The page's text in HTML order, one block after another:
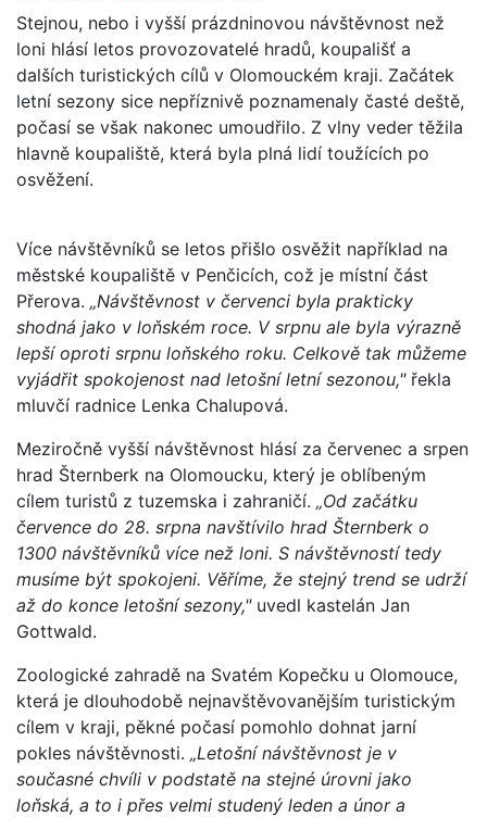
Stejnou, nebo i vyšší prázdninovou návštěvnost než
loni hlásí letos provozovatelé hradů, koupališť a
dalších turistických cílů v Olomouckém kraji. Začátek
letní sezony sice nepříznivě poznamenaly časté deště,
počasí se však nakonec umoudřilo. Z vlny veder těžila
hlavně koupaliště, která byla plná lidí toužících po
osvěžení.
Více návštěvníků se letos přišlo osvěžit například na
městské koupaliště v Penčicích, což je místní část
Přerova. „Návštěvnost v červenci byla prakticky
shodná jako v loňském roce. V srpnu ale byla výrazně
lepší oproti srpnu loňského roku. Celkově tak můžeme
vyjádřit spokojenost nad letošní letní sezonou,"řekla
mluvčí radnice Lenka Chalupová.
Meziročně vyšší návštěvnost hlásí za červenec a srpen
hrad Šternberk na Olomoucku, který je oblíbeným
cílem turistů z tuzemska i zahraničí. „Od začátku
července do 28. srpna navštívilo hrad Šternberk o
1300 návštěvníků více než loni. S návštěvností tedy
musíme být spokojeni. Věříme, že stejný trend se udrží
až do konce letošní sezony,"uvedl kastelán Jan
Gottwald.
Zoologické zahradě na Svatém Kopečku u Olomouce,
která je dlouhodobě nejnavštěvovanějším turistickým
cílem v kraji, pěkné počasí pomohlo dohnat jarní
pokles návštěvnosti. „Letošní návštěvnost je v
současné chvíli v podstatě na stejné úrovni jako
loňská, a to i přes velmi studený leden a únor a